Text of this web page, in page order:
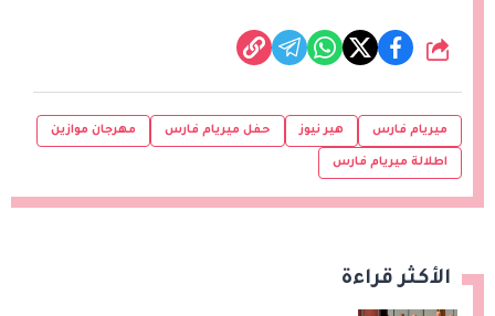
شارك
ميريام فارس هير نيوز حفل ميريام فارس مهرجان موازين
اطلالة ميريام فارس
الأكثر قراءة